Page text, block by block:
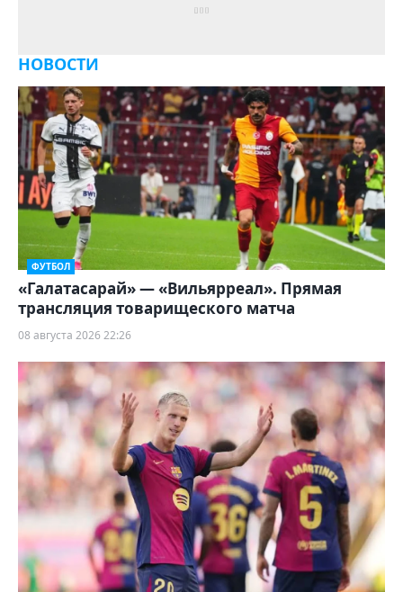
НОВОСТИ
ФУТБОЛ
«Галатасарай» — «Вильярреал». Прямая
трансляция товарищеского матча
08 августа 2026 22:26